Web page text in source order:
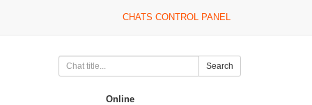
CHATS CONTROL PANEL
Search
Online